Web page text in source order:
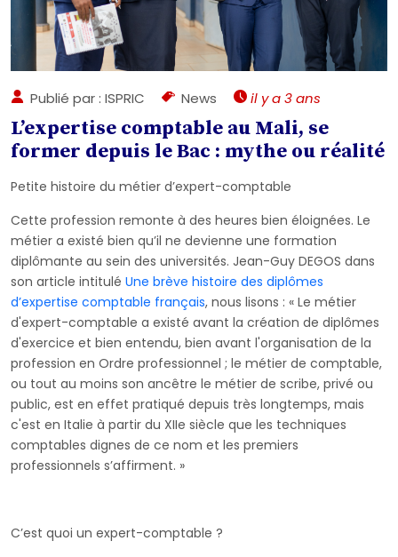
Publié par : ISPRIC News il y a 3 ans
L’expertise comptable au Mali, se
former depuis le Bac : mythe ou réalité
Petite histoire du métier d’expert-comptable
Cette profession remonte à des heures bien éloignées. Le
métier a existé bien qu’il ne devienne une formation
diplômante au sein des universités. Jean-Guy DEGOS dans
son article intitulé Une brève histoire des diplômes
d’expertise comptable français, nous lisons : « Le métier
d'expert-comptable a existé avant la création de diplômes
d'exercice et bien entendu, bien avant l'organisation de la
profession en Ordre professionnel ; le métier de comptable,
ou tout au moins son ancêtre le métier de scribe, privé ou
public, est en effet pratiqué depuis très longtemps, mais
c'est en Italie à partir du XIIe siècle que les techniques
comptables dignes de ce nom et les premiers
professionnels s’affirment. »
C’est quoi un expert-comptable ?